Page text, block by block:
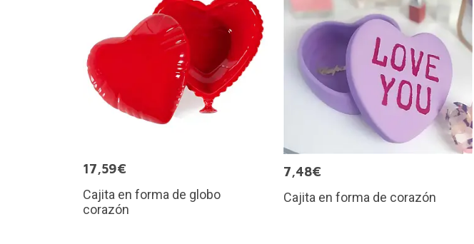
17,59€
Cajita en forma de globo
corazón
7,48€
Cajita en forma de corazón